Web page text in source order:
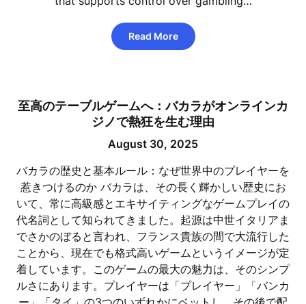
Read More
至高のテーブルゲームへ：バカラがオンラインカ
ジノで熱狂を生む理由
August 30, 2025
バカラの歴史と基本ルール：なぜ世界中のプレイヤーを
惹きつけるのか バカラは、その長く輝かしい歴史にお
いて、常に高級感とエキサイティングなゲームプレイの
代名詞として知られてきました。起源は中世イタリアま
でさかのぼると言われ、フランス貴族の間で大流行した
ことから、現在でも格式高いゲームというイメージが定
着しています。このゲームの最大の魅力は、そのシンプ
ルさにあります。プレイヤーは「プレイヤー」「バンカ